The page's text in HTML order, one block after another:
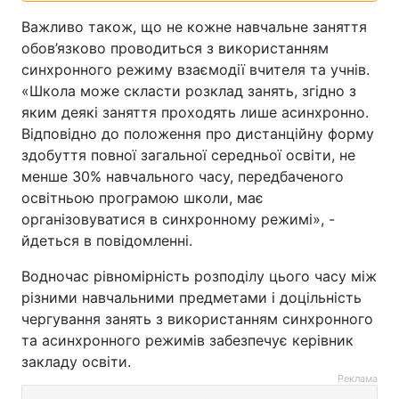
Важливо також, що не кожне навчальне заняття
обов’язково проводиться з використанням
синхронного режиму взаємодії вчителя та учнів.
«Школа може скласти розклад занять, згідно з
яким деякі заняття проходять лише асинхронно.
Відповідно до положення про дистанційну форму
здобуття повної загальної середньої освіти, не
менше 30% навчального часу, передбаченого
освітньою програмою школи, має
організовуватися в синхронному режимі», -
йдеться в повідомленні.
Водночас рівномірність розподілу цього часу між
різними навчальними предметами і доцільність
чергування занять з використанням синхронного
та асинхронного режимів забезпечує керівник
закладу освіти.
Реклама